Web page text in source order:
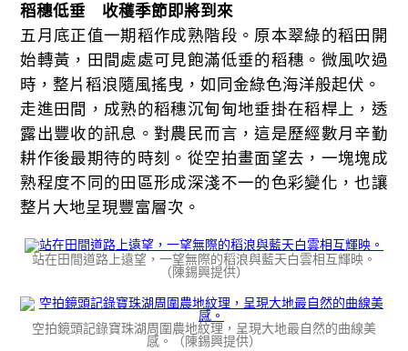
稻穗低垂 收穫季節即將到來
五月底正值一期稻作成熟階段。原本翠綠的稻田開
始轉黃，田間處處可見飽滿低垂的稻穗。微風吹過
時，整片稻浪隨風搖曳，如同金綠色海洋般起伏。
走進田間，成熟的稻穗沉甸甸地垂掛在稻桿上，透
露出豐收的訊息。對農民而言，這是歷經數月辛勤
耕作後最期待的時刻。從空拍畫面望去，一塊塊成
熟程度不同的田區形成深淺不一的色彩變化，也讓
整片大地呈現豐富層次。
站在田間道路上遠望，一望無際的稻浪與藍天白雲相互輝映。
（陳錫興提供）
空拍鏡頭記錄寶珠湖周圍農地紋理，呈現大地最自然的曲線美
感。（陳錫興提供）